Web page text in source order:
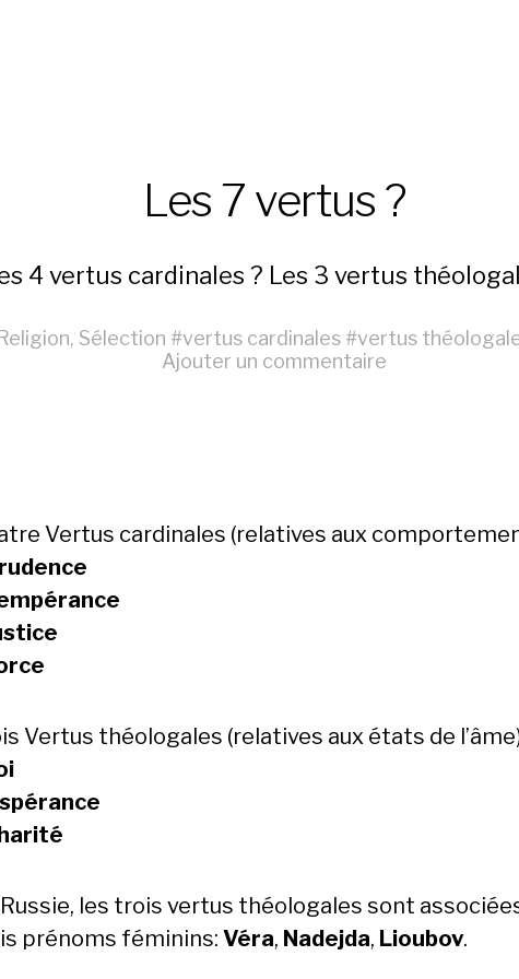
Les 7 vertus ?
4 vertus cardinales ? Les 3 vertus
Religion, Sélection #vertus cardinales #vertus
Ajouter un commentaire
Vertus cardinales (relatives aux
Vertus théologales (relatives aux états de
Russie, les trois vertus théologales sont
prénoms féminins: Véra, Nadejda, Lioubov.